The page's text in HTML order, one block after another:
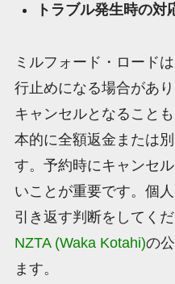
トラブル発生時の対
ミルフォード・ロード
行止めになる場合があ
キャンセルとなること
本的に全額返金または
す。予約時にキャンセ
いことが重要です。個
引き返す判断をしてく
NZTA (Waka Kotahi)の
ます。